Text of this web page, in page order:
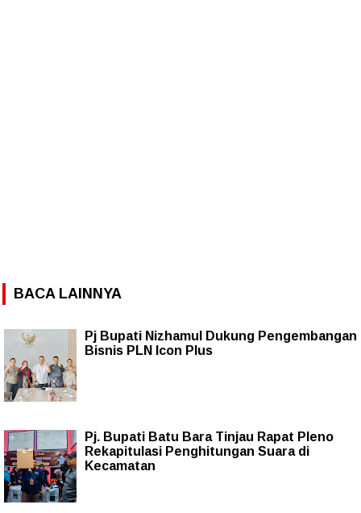
BACA LAINNYA
Pj Bupati Nizhamul Dukung Pengembangan
Bisnis PLN Icon Plus
Pj. Bupati Batu Bara Tinjau Rapat Pleno
Rekapitulasi Penghitungan Suara di
Kecamatan